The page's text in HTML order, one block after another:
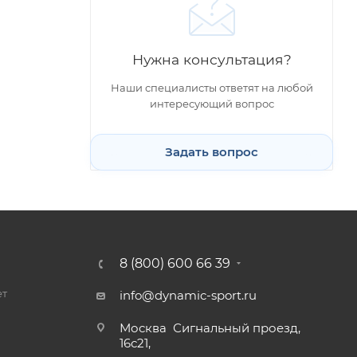
Нужна консультация?
Наши специалисты ответят на любой
интересующий вопрос
Задать вопрос
8 (800) 600 66 39
info@dynamic-sport.ru
Москва Сигнальный проезд,
16с21,